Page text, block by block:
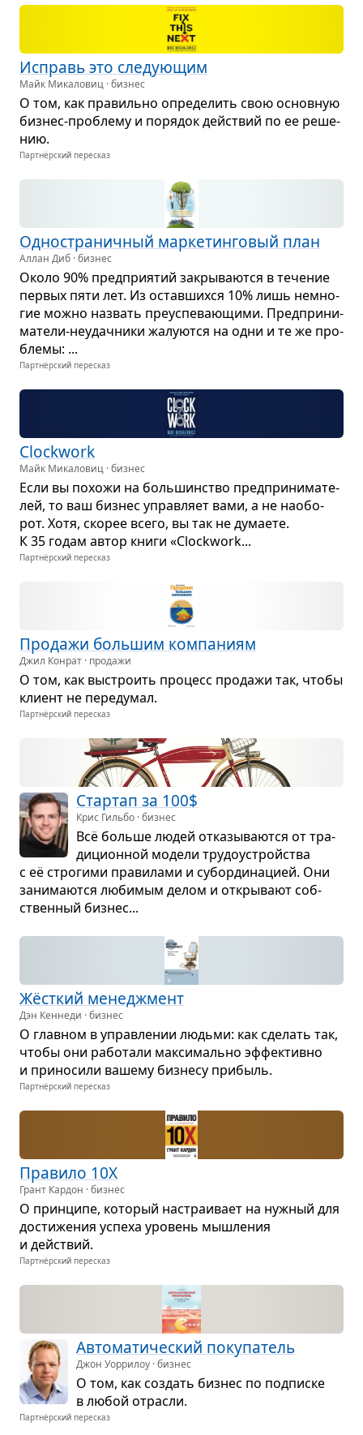
Исправь это сле­ду­ю­щим
Майк Микаловиц · бизнес
О том, как пра­вильно опре­де­лить свою основ­ную
биз­нес-про­блему и поря­док действий по ее реше­
нию.
Партнёрский пересказ
Одно­стра­нич­ный мар­ке­тин­го­вый план
Аллан Диб · бизнес
Около 90% пред­при­я­тий закры­ва­ются в тече­ние
пер­вых пяти лет. Из остав­шихся 10% лишь немно­
гие можно назвать пре­успе­ва­ю­щими. Пред­при­ни­
ма­тели-неудач­ники жалу­ются на одни и те же про­
блемы: ...
Партнёрский пересказ
Clockwork
Майк Микаловиц · бизнес
Если вы похожи на боль­шин­ство пред­при­ни­ма­те­
лей, то ваш биз­нес управ­ляет вами, а не нао­бо­
рот. Хотя, ско­рее всего, вы так не дума­ете.
К 35 годам автор книги «Clockwork...
Партнёрский пересказ
Про­дажи боль­шим ком­па­ниям
Джил Конрат · продажи
О том, как выстро­ить про­цесс про­дажи так, чтобы
кли­ент не пере­ду­мал.
Партнёрский пересказ
Стар­тап за 100$
Крис Гильбо · бизнес
Всё больше людей отка­зы­ва­ются от тра­
ди­ци­он­ной модели тру­до­устройства
с её стро­гими пра­ви­лами и субор­ди­на­цией. Они
зани­ма­ются люби­мым делом и откры­вают соб­
ствен­ный биз­нес...
Жёст­кий мене­джмент
Дэн Кеннеди · бизнес
О глав­ном в управ­ле­нии людьми: как сде­лать так,
чтобы они рабо­тали мак­си­мально эффек­тивно
и при­но­сили вашему биз­несу при­быль.
Партнёрский пересказ
Пра­вило 10X
Грант Кардон · бизнес
О прин­ципе, кото­рый настра­и­вает на нуж­ный для
дости­же­ния успеха уро­вень мыш­ле­ния
и действий.
Партнёрский пересказ
Авто­ма­ти­че­ский поку­па­тель
Джон Уоррилоу · бизнес
О том, как создать биз­нес по под­писке
в любой отра­сли.
Партнёрский пересказ